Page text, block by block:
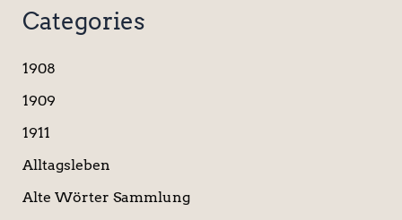
c
h
n
a
h
Categories
1908
1909
1911
Alltagsleben
Alte Wörter Sammlung